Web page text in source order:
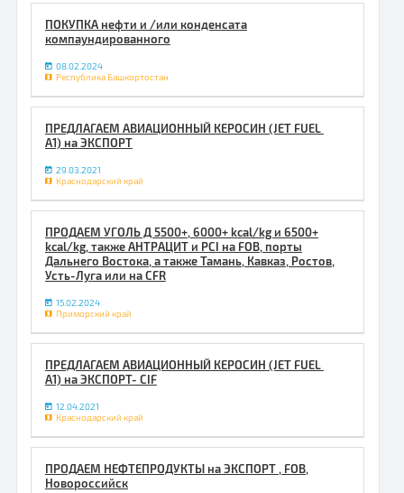
ПОКУПКА нефти и /или конденсата
компаундированного
08.02.2024
Республика Башкортостан
ПРЕДЛАГАЕМ АВИАЦИОННЫЙ КЕРОСИН (JET FUEL
A1) на ЭКСПОРТ
29.03.2021
Краснодарский край
ПРОДАЕМ УГОЛЬ Д 5500+, 6000+ kcal/kg и 6500+
kcal/kg, также АНТРАЦИТ и PCI на FOB, порты
Дальнего Востока, а также Тамань, Кавказ, Ростов,
Усть-Луга или на CFR
15.02.2024
Приморский край
ПРЕДЛАГАЕМ АВИАЦИОННЫЙ КЕРОСИН (JET FUEL
A1) на ЭКСПОРТ- CIF
12.04.2021
Краснодарский край
ПРОДАЕМ НЕФТЕПРОДУКТЫ на ЭКСПОРТ , FOB,
Новороссийск